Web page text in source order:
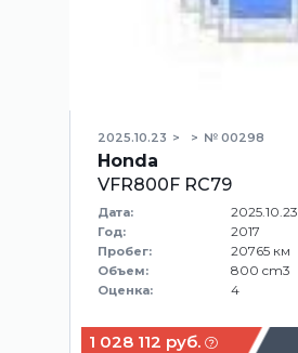
2025.10.23 № 00298
Honda
VFR800F RC79
Дата: 2025.10.23
Год: 2017
Пробег: 20765 км
Объем: 800 cm3
Оценка: 4
1 028 112 руб.